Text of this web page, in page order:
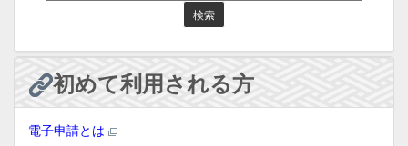
初めて利用される方
電子申請とは